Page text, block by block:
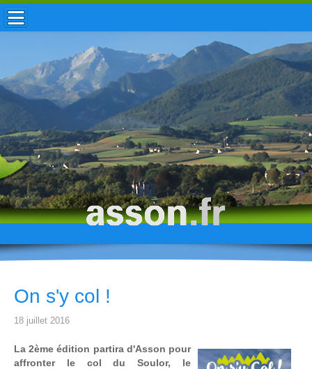
ACCUEIL / INFOS
MUNICIPALITÉ
VIE LOCALE
ENFANCE
TOURISME
HISTOIRE
On s'y col !
18 juillet 2016
La 2ème édition partira d'Asson pour
affronter le col du Soulor, le